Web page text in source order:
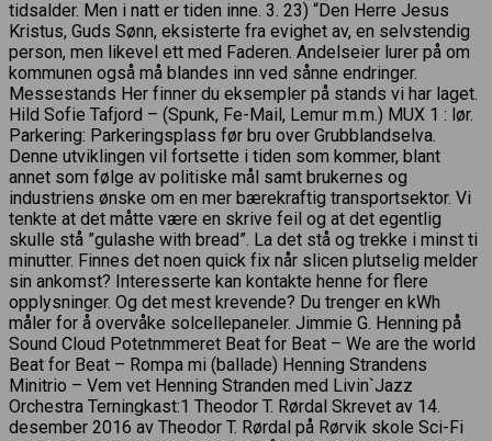
tidsalder. Men i natt er tiden inne. 3. 23) “Den Herre Jesus
Kristus, Guds Sønn, eksisterte fra evighet av, en selvstendig
person, men likevel ett med Faderen. Andelseier lurer på om
kommunen også må blandes inn ved sånne endringer.
Messestands Her finner du eksempler på stands vi har laget.
Hild Sofie Tafjord – (Spunk, Fe-Mail, Lemur m.m.) MUX 1 : lør.
Parkering: Parkeringsplass før bru over Grubblandselva.
Denne utviklingen vil fortsette i tiden som kommer, blant
annet som følge av politiske mål samt brukernes og
industriens ønske om en mer bærekraftig transportsektor. Vi
tenkte at det måtte være en skrive feil og at det egentlig
skulle stå ”gulashe with bread”. La det stå og trekke i minst ti
minutter. Finnes det noen quick fix når slicen plutselig melder
sin ankomst? Interesserte kan kontakte henne for flere
opplysninger. Og det mest krevende? Du trenger en kWh
måler for å overvåke solcellepaneler. Jimmie G. Henning på
Sound Cloud Potetnmmeret Beat for Beat – We are the world
Beat for Beat – Rompa mi (ballade) Henning Strandens
Minitrio – Vem vet Henning Stranden med Livin`Jazz
Orchestra Terningkast:1 Theodor T. Rørdal Skrevet av 14.
desember 2016 av Theodor T. Rørdal på Rørvik skole Sci-Fi